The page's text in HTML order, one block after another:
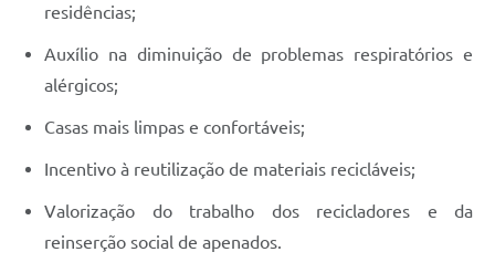
residências;
Auxílio na diminuição de problemas respiratórios e
alérgicos;
Casas mais limpas e confortáveis;
Incentivo à reutilização de materiais recicláveis;
Valorização do trabalho dos recicladores e da
reinserção social de apenados.